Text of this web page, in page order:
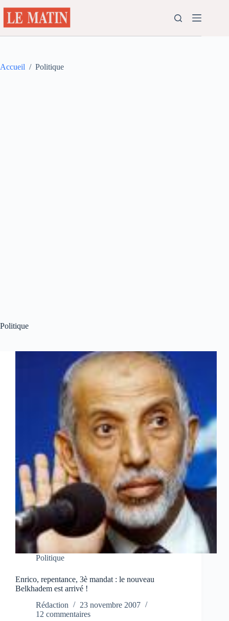
au
contenu
Accueil / Politique
Politique
Politique
Enrico, repentance, 3è mandat : le nouveau
Belkhadem est arrivé !
Rédaction
23 novembre 2007
12 commentaires